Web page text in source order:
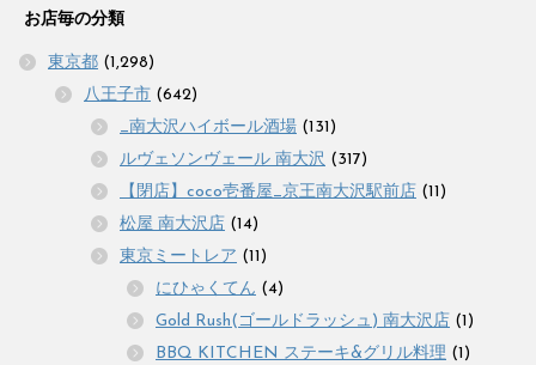
お店毎の分類
東京都 (1,298)
八王子市 (642)
_南大沢ハイボール酒場 (131)
ルヴェソンヴェール 南大沢 (317)
【閉店】coco壱番屋_京王南大沢駅前店 (11)
松屋 南大沢店 (14)
東京ミートレア (11)
にひゃくてん (4)
Gold Rush(ゴールドラッシュ) 南大沢店 (1)
BBQ KITCHEN ステーキ&グリル料理 (1)